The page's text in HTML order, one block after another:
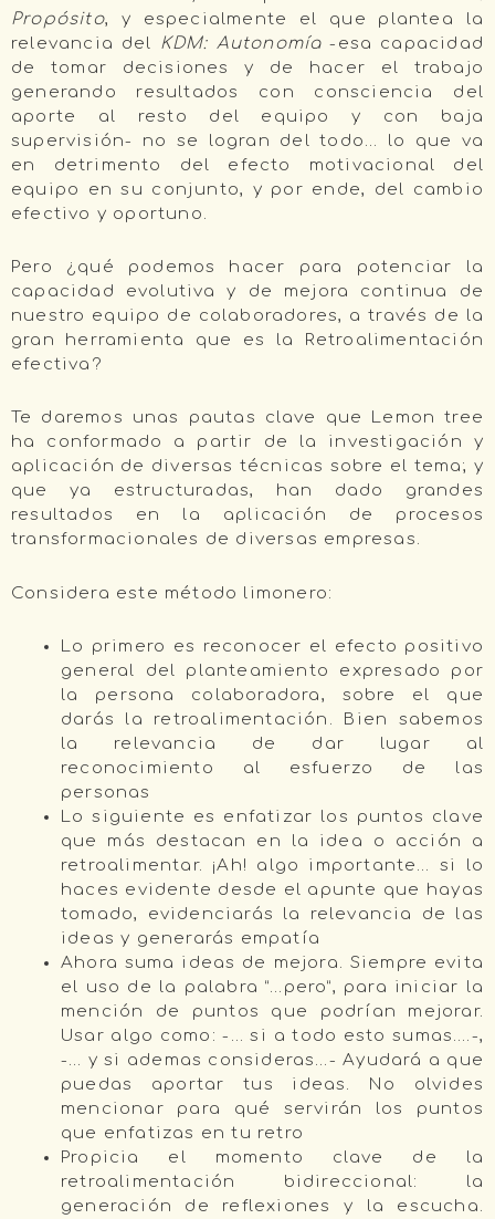
Propósito, y especialmente el que plantea la
relevancia del KDM: Autonomía -esa capacidad
de tomar decisiones y de hacer el trabajo
generando resultados con consciencia del
aporte al resto del equipo y con baja
supervisión- no se logran del todo… lo que va
en detrimento del efecto motivacional del
equipo en su conjunto, y por ende, del cambio
efectivo y oportuno.
Pero ¿qué podemos hacer para potenciar la
capacidad evolutiva y de mejora continua de
nuestro equipo de colaboradores, a través de la
gran herramienta que es la Retroalimentación
efectiva?
Te daremos unas pautas clave que Lemon tree
ha conformado a partir de la investigación y
aplicación de diversas técnicas sobre el tema; y
que ya estructuradas, han dado grandes
resultados en la aplicación de procesos
transformacionales de diversas empresas.
Considera este método limonero:
Lo primero es reconocer el efecto positivo
general del planteamiento expresado por
la persona colaboradora, sobre el que
darás la retroalimentación. Bien sabemos
la relevancia de dar lugar al
reconocimiento al esfuerzo de las
personas
Lo siguiente es enfatizar los puntos clave
que más destacan en la idea o acción a
retroalimentar. ¡Ah! algo importante… si lo
haces evidente desde el apunte que hayas
tomado, evidenciarás la relevancia de las
ideas y generarás empatía
Ahora suma ideas de mejora. Siempre evita
el uso de la palabra “…pero”, para iniciar la
mención de puntos que podrían mejorar.
Usar algo como: -… si a todo esto sumas….-,
-… y si ademas consideras…- Ayudará a que
puedas aportar tus ideas. No olvides
mencionar para qué servirán los puntos
que enfatizas en tu retro
Propicia el momento clave de la
retroalimentación bidireccional: la
generación de reflexiones y la escucha.